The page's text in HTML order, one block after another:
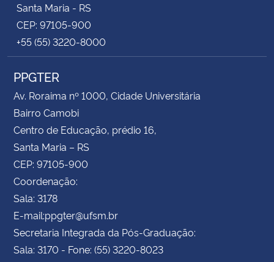
Santa Maria - RS
CEP: 97105-900
+55 (55) 3220-8000
PPGTER
Av. Roraima nº 1000, Cidade Universitária
Bairro Camobi
Centro de Educação, prédio 16,
Santa Maria – RS
CEP: 97105-900
Coordenação:
Sala: 3178
E-mail:ppgter@ufsm.br
Secretaria Integrada da Pós-Graduação:
Sala: 3170 - Fone: (55) 3220-8023